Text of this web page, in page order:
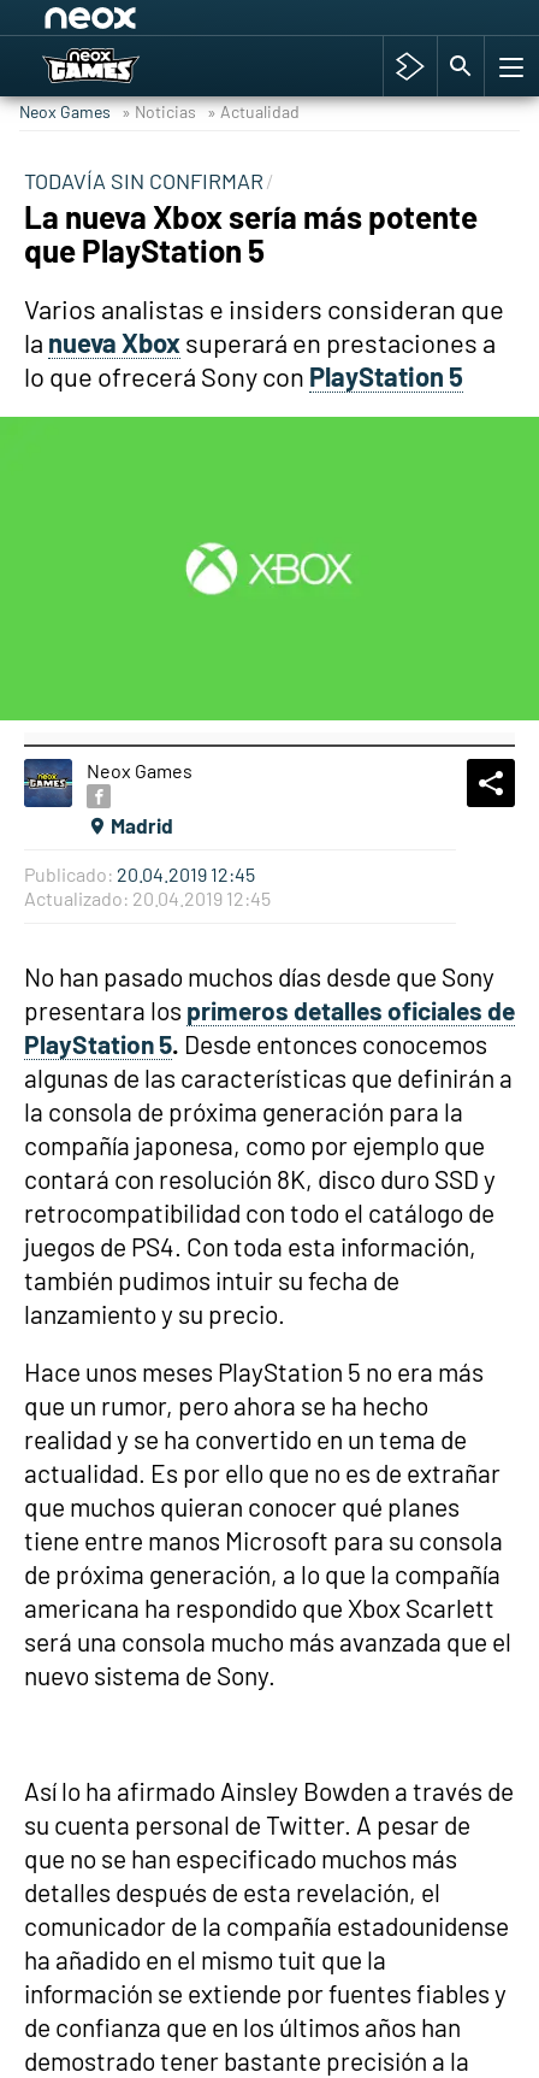
Hyrule Warriors: La Era del Cataclismo
Cyberpunk 2077
Hyrule Warriors
Neox Games » Noticias » Actualidad
TODAVÍA SIN CONFIRMAR
La nueva Xbox sería más potente
que PlayStation 5
Varios analistas e insiders consideran que
la nueva Xboxsuperará en prestaciones a
lo que ofrecerá Sony con PlayStation 5
Neox Games
Madrid
Publicado: 20.04.2019 12:45
Actualizado: 20.04.2019 12:45
No han pasado muchos días desde que Sony
presentara los primeros detalles oficiales de
PlayStation 5. Desde entonces conocemos
algunas de las características que definirán a
la consola de próxima generación para la
compañía japonesa, como por ejemplo que
contará con resolución 8K, disco duro SSD y
retrocompatibilidad con todo el catálogo de
juegos de PS4. Con toda esta información,
también pudimos intuir su fecha de
lanzamiento y su precio.
Hace unos meses PlayStation 5 no era más
que un rumor, pero ahora se ha hecho
realidad y se ha convertido en un tema de
actualidad. Es por ello que no es de extrañar
que muchos quieran conocer qué planes
tiene entre manos Microsoft para su consola
de próxima generación, a lo que la compañía
americana ha respondido que Xbox Scarlett
será una consola mucho más avanzada que el
nuevo sistema de Sony.
Así lo ha afirmado Ainsley Bowden a través de
su cuenta personal de Twitter. A pesar de
que no se han especificado muchos más
detalles después de esta revelación, el
comunicador de la compañía estadounidense
ha añadido en el mismo tuit que la
información se extiende por fuentes fiables y
de confianza que en los últimos años han
demostrado tener bastante precisión a la